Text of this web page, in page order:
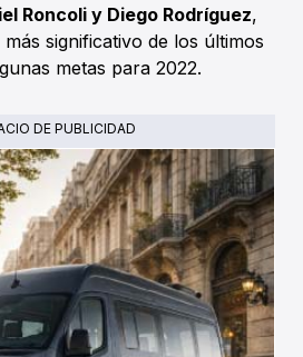
Roncoli y Diego Rodríguez,
significativo de los últimos
metas para 2022.
DE PUBLICIDAD